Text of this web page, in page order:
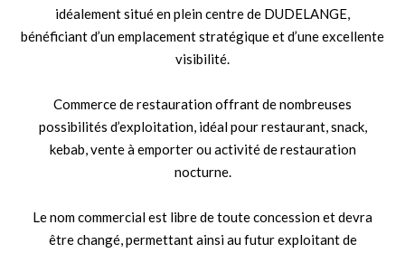
idéalement situé en plein centre de DUDELANGE,
bénéficiant d’un emplacement stratégique et d’une excellente
visibilité.
Commerce de restauration offrant de nombreuses
possibilités d’exploitation, idéal pour restaurant, snack,
kebab, vente à emporter ou activité de restauration
nocturne.
Le nom commercial est libre de toute concession et devra
être changé, permettant ainsi au futur exploitant de